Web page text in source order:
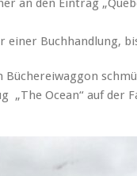
an den Eintrag
einer Buchhandlung,
„The Ocean“ auf der